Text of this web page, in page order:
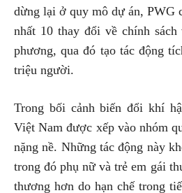
dừng lại ở quy mô dự án, PWG
nhất 10 thay đổi về chính
phương, qua đó tạo tác động
triệu người.
Trong bối cảnh biến đổi khí
Việt Nam được xếp vào nhóm
nặng nề. Những tác động này
trong đó phụ nữ và trẻ em gái
thương hơn do hạn chế trong